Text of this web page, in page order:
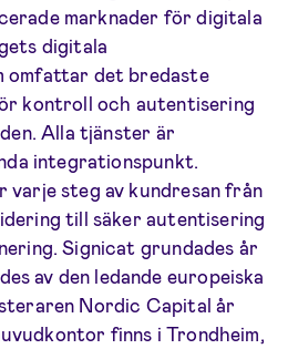
marknader för digitala
digitala
det bredaste
kontroll och autentisering
Alla tjänster är
integrationspunkt.
varje steg av kundresan från
till säker autentisering
Signicat grundades år
av den ledande europeiska
Nordic Capital år
finns i Trondheim,